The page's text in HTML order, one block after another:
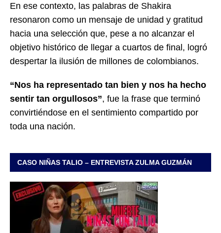
En ese contexto, las palabras de Shakira
resonaron como un mensaje de unidad y gratitud
hacia una selección que, pese a no alcanzar el
objetivo histórico de llegar a cuartos de final, logró
despertar la ilusión de millones de colombianos.
“Nos ha representado tan bien y nos ha hecho
sentir tan orgullosos”, fue la frase que terminó
convirtiéndose en el sentimiento compartido por
toda una nación.
CASO NIÑAS TALIO – ENTREVISTA ZULMA GUZMÁN